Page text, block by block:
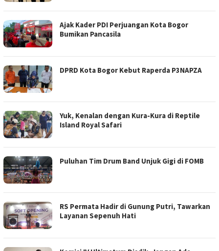
Ajak Kader PDI Perjuangan Kota Bogor
Bumikan Pancasila
DPRD Kota Bogor Kebut Raperda P3NAPZA
Yuk, Kenalan dengan Kura-Kura di Reptile
Island Royal Safari
Puluhan Tim Drum Band Unjuk Gigi di FOMB
RS Permata Hadir di Gunung Putri, Tawarkan
Layanan Sepenuh Hati